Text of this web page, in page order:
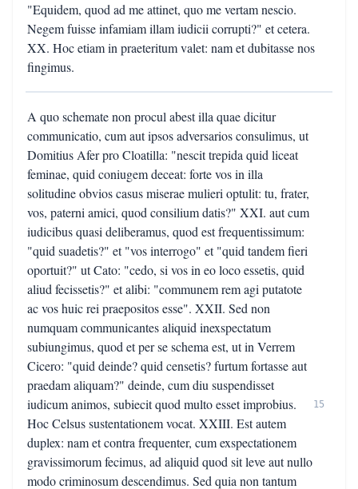
"Equidem, quod ad me attinet, quo me vertam nescio.
Negem fuisse infamiam illam iudicii corrupti?" et cetera.
XX. Hoc etiam in praeteritum valet: nam et dubitasse nos
fingimus.
A quo schemate non procul abest illa quae dicitur
communicatio, cum aut ipsos adversarios consulimus, ut
Domitius Afer pro Cloatilla: "nescit trepida quid liceat
feminae, quid coniugem deceat: forte vos in illa
solitudine obvios casus miserae mulieri optulit: tu, frater,
vos, paterni amici, quod consilium datis?" XXI. aut cum
iudicibus quasi deliberamus, quod est frequentissimum:
"quid suadetis?" et "vos interrogo" et "quid tandem fieri
oportuit?" ut Cato: "cedo, si vos in eo loco essetis, quid
aliud fecissetis?" et alibi: "communem rem agi putatote
ac vos huic rei praepositos esse". XXII. Sed non
numquam communicantes aliquid inexspectatum
subiungimus, quod et per se schema est, ut in Verrem
Cicero: "quid deinde? quid censetis? furtum fortasse aut
praedam aliquam?" deinde, cum diu suspendisset
iudicum animos, subiecit quod multo esset improbius.
Hoc Celsus sustentationem vocat. XXIII. Est autem
duplex: nam et contra frequenter, cum exspectationem
gravissimorum fecimus, ad aliquid quod sit leve aut nullo
modo criminosum descendimus. Sed quia non tantum
15